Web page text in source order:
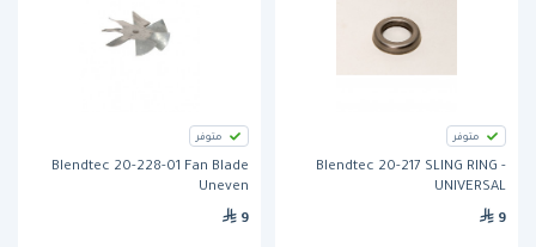
متوفر
Blendtec 20-217 SLING RING -
UNIVERSAL
9
متوفر
Blendtec 20-228-01 Fan Blade
Uneven
9